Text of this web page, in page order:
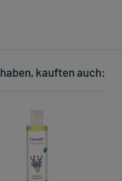
kauften auch: